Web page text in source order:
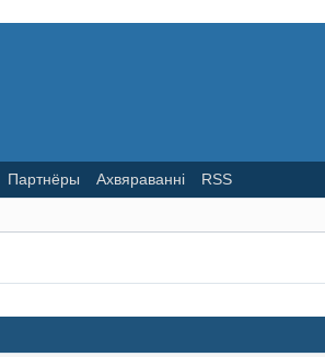
Партнёры Ахвяраванні RSS